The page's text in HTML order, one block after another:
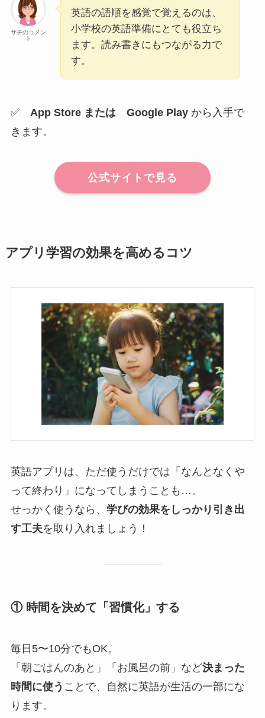
サチのコメン
ト
英語の語順を感覚で覚えるのは、
小学校の英語準備にとても役立ち
ます。読み書きにもつながる力で
す。
✅ App Store または Google Playから入手で
きます。
公式サイトで見る
アプリ学習の効果を高めるコツ
英語アプリは、ただ使うだけでは「なんとなくや
って終わり」になってしまうことも…。
せっかく使うなら、 学びの効果をしっかり引き出
す工夫を取り入れましょう！
① 時間を決めて「習慣化」する
毎日5〜10分でもOK。
「朝ごはんのあと」「お風呂の前」など決まった
時間に使う ことで、自然に英語が生活の一部にな
ります。